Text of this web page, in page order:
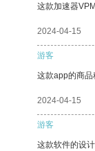
这款加速器
2024-04-15
游客
这款app的商品
2024-04-15
游客
这款软件的设